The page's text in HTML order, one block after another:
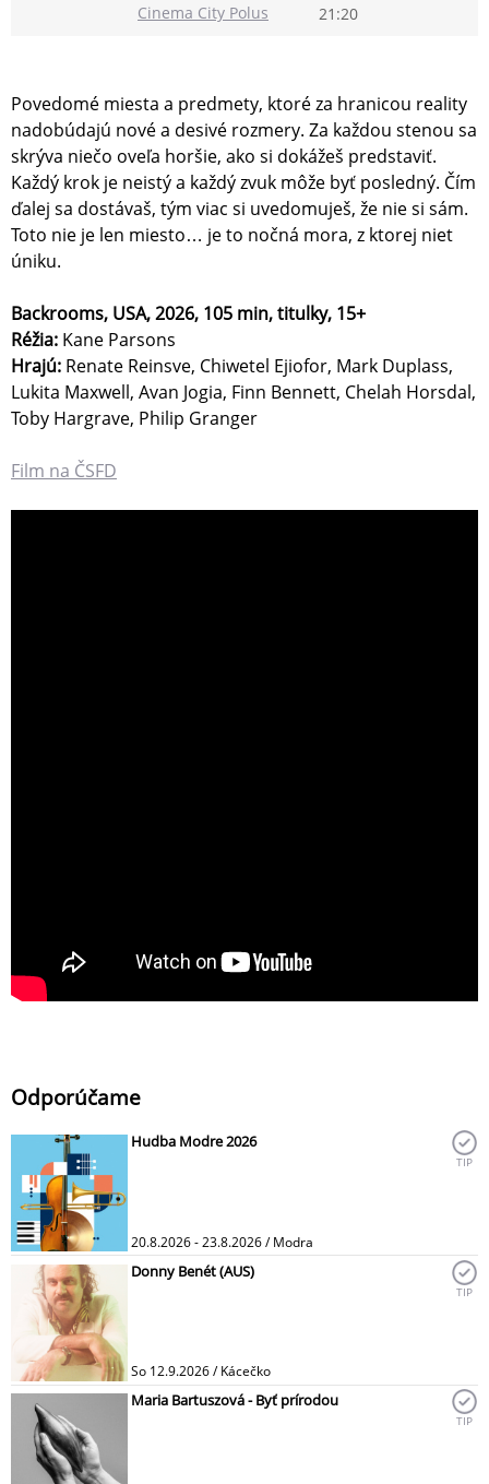
Cinema City Polus
21:20
Povedomé miesta a predmety, ktoré za hranicou reality
nadobúdajú nové a desivé rozmery. Za každou stenou sa
skrýva niečo oveľa horšie, ako si dokážeš predstaviť.
Každý krok je neistý a každý zvuk môže byť posledný. Čím
ďalej sa dostávaš, tým viac si uvedomuješ, že nie si sám.
Toto nie je len miesto… je to nočná mora, z ktorej niet
úniku.
Backrooms, USA, 2026, 105 min, titulky, 15+
Réžia: Kane Parsons
Hrajú: Renate Reinsve, Chiwetel Ejiofor, Mark Duplass,
Lukita Maxwell, Avan Jogia, Finn Bennett, Chelah Horsdal,
Toby Hargrave, Philip Granger
Film na ČSFD
Odporúčame
Hudba Modre 2026
20.8.2026 - 23.8.2026 / Modra
TIP
Donny Benét (AUS)
So 12.9.2026 / Kácečko
TIP
Maria Bartuszová - Byť prírodou
TIP